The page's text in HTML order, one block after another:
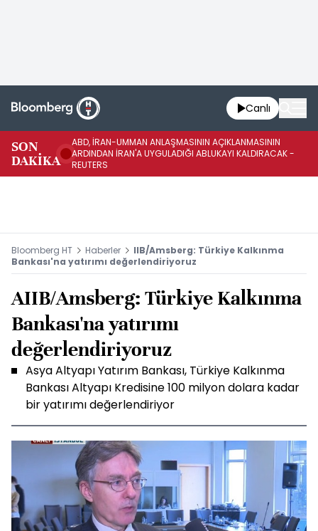
Canlı
SON
DAKİKA
ABD, İRAN-UMMAN ANLAŞMASININ AÇIKLANMASININ
ARDINDAN İRAN'A UYGULADIĞI ABLUKAYI KALDIRACAK -
REUTERS
Bloomberg HT Haberler
IIB/Amsberg: Türkiye Kalkınma
Bankası'na yatırımı değerlendiriyoruz
AIIB/Amsberg: Türkiye Kalkınma
Bankası'na yatırımı
değerlendiriyoruz
Asya Altyapı Yatırım Bankası, Türkiye Kalkınma
Bankası Altyapı Kredisine 100 milyon dolara kadar
bir yatırımı değerlendiriyor